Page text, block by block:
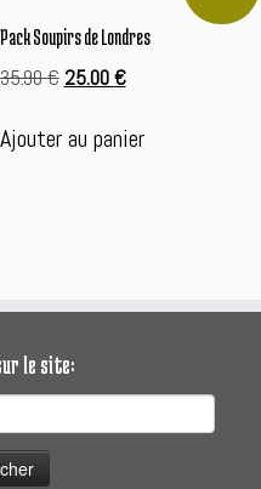
Pack Soupirs de Londres
35.90€ Le
initial
était :
25.00€Le
actuel
Ajouter au panier
le site: